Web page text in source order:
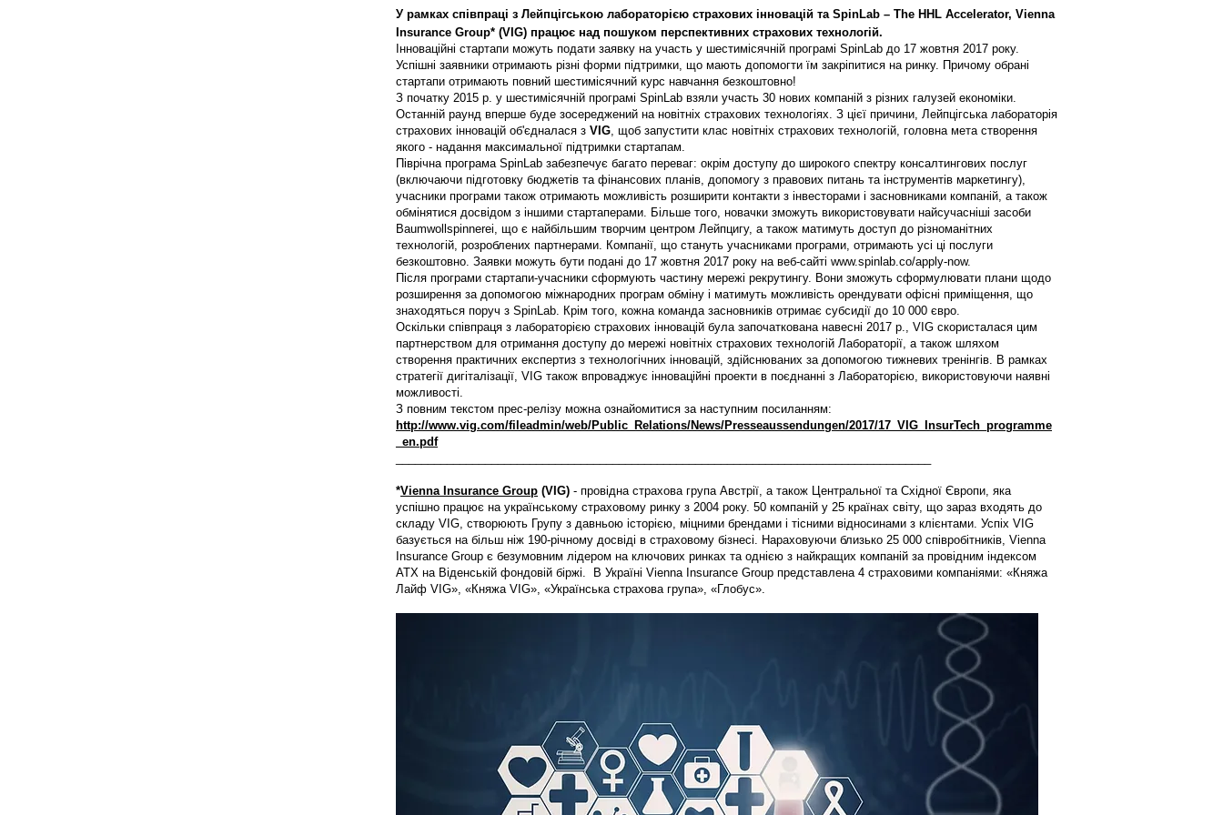
У рамках співпраці з Лейпцігською лабораторією страхових інновацій та SpinLab – The HHL Accelerator, Vienna
Insurance Group* (VIG) працює над пошуком перспективних страхових технологій.
Інноваційні стартапи можуть подати заявку на участь у шестимісячній програмі SpinLab до 17 жовтня 2017 року.
Успішні заявники отримають різні форми підтримки, що мають допомогти їм закріпитися на ринку. Причому обрані
стартапи отримають повний шестимісячний курс навчання безкоштовно!
З початку 2015 р. у шестимісячній програмі SpinLab взяли участь 30 нових компаній з різних галузей економіки.
Останній раунд вперше буде зосереджений на новітніх страхових технологіях. З цієї причини, Лейпцігська лабораторія
страхових інновацій об'єдналася з VIG, щоб запустити клас новітніх страхових технологій, головна мета створення
якого - надання максимальної підтримки стартапам.
Піврічна програма SpinLab забезпечує багато переваг: окрім доступу до широкого спектру консалтингових послуг
(включаючи підготовку бюджетів та фінансових планів, допомогу з правових питань та інструментів маркетингу),
учасники програми також отримають можливість розширити контакти з інвесторами і засновниками компаній, а також
обмінятися досвідом з іншими стартаперами. Більше того, новачки зможуть використовувати найсучасніші засоби
Baumwollspinnerei, що є найбільшим творчим центром Лейпцигу, а також матимуть доступ до різноманітних
технологій, розроблених партнерами. Компанії, що стануть учасниками програми, отримають усі ці послуги
безкоштовно. Заявки можуть бути подані до 17 жовтня 2017 року на веб-сайті www.spinlab.co/apply-now.
Після програми стартапи-учасники сформують частину мережі рекрутингу. Вони зможуть сформулювати плани щодо
розширення за допомогою міжнародних програм обміну і матимуть можливість орендувати офісні приміщення, що
знаходяться поруч з SpinLab. Крім того, кожна команда засновників отримає субсидії до 10 000 євро.
Оскільки співпраця з лабораторією страхових інновацій була започаткована навесні 2017 р., VIG скористалася цим
партнерством для отримання доступу до мережі новітніх страхових технологій Лабораторії, а також шляхом
створення практичних експертиз з технологічних інновацій, здійснюваних за допомогою тижневих тренінгів. В рамках
стратегії дигіталізації, VIG також впроваджує інноваційні проекти в поєднанні з Лабораторією, використовуючи наявні
можливості.
З повним текстом прес-релізу можна ознайомитися за наступним посиланням:
http://www.vig.com/fileadmin/web/Public_Relations/News/Presseaussendungen/2017/17_VIG_InsurTech_programme
_en.pdf
*Vienna Insurance Group (VIG) - провідна страхова група Австрії, а також Центральної та Східної Європи, яка
успішно працює на українському страховому ринку з 2004 року. 50 компаній у 25 країнах світу, що зараз входять до
складу VIG, створюють Групу з давньою історією, міцними брендами і тісними відносинами з клієнтами. Успіх VIG
базується на більш ніж 190-річному досвіді в страховому бізнесі. Нараховуючи близько 25 000 співробітників, Vienna
Insurance Group є безумовним лідером на ключових ринках та однією з найкращих компаній за провідним індексом
ATX на Віденській фондовій біржі. В Україні Vienna Insurance Group представлена 4 страховими компаніями: «Княжа
Лайф VIG», «Княжа VIG», «Українська страхова група», «Глобус».